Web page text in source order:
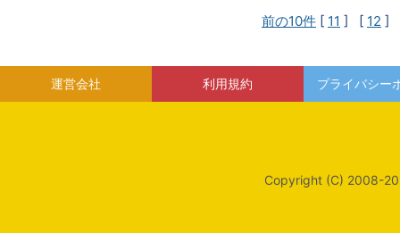
前の10件 [ 11 ] [ 12 ]
運営会社 利用規約 プライバシー
Copyright (C) 2008-